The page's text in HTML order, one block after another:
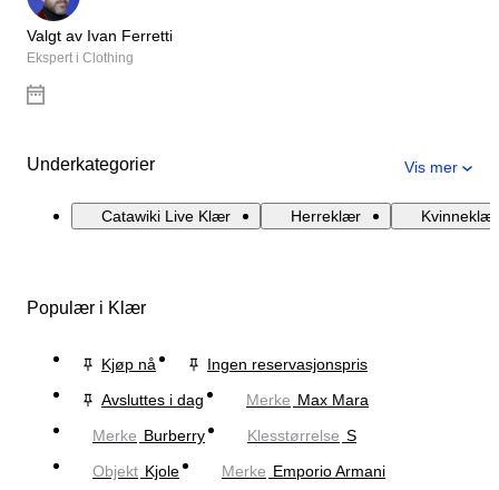
Valgt av Ivan Ferretti
Ekspert i Clothing
Underkategorier Vis mer
Catawiki Live Klær Herreklær Kvinneklær
Populær i Klær
Kjøp nå
Ingen reservasjonspris
Avsluttes i dag
Merke Max Mara
Merke Burberry Klesstørrelse S
Objekt Kjole Merke Emporio Armani